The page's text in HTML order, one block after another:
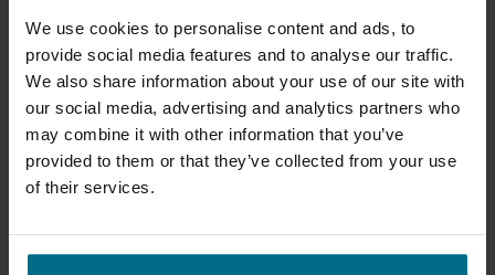
We use cookies to personalise content and ads, to
provide social media features and to analyse our traffic.
We also share information about your use of our site with
our social media, advertising and analytics partners who
may combine it with other information that you’ve
provided to them or that they’ve collected from your use
of their services.
MONO EZSTRIP POMPA TRANSFEROWA